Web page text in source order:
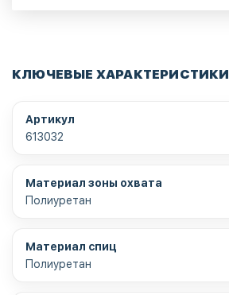
КЛЮЧЕВЫЕ ХАРАКТЕРИСТИКИ
Артикул
613032
Материал зоны охвата
Полиуретан
Материал спиц
Полиуретан